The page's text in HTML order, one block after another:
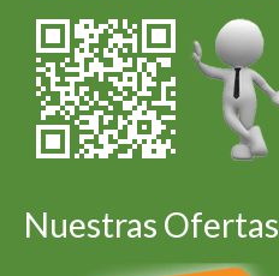
Nuestras Ofertas